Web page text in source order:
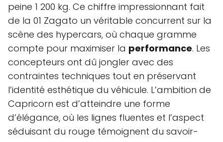
peine 1 200 kg. Ce chiffre impressionnant fait
de la 01 Zagato un véritable concurrent sur la
scène des hypercars, où chaque gramme
compte pour maximiser la performance. Les
concepteurs ont dû jongler avec des
contraintes techniques tout en préservant
l’identité esthétique du véhicule. L’ambition de
Capricorn est d’atteindre une forme
d’élégance, où les lignes fluentes et l’aspect
séduisant du rouge témoignent du savoir-